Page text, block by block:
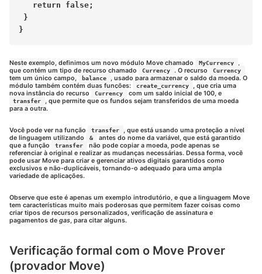
   return false;
}
Neste exemplo, definimos um novo módulo Move chamado MyCurrency
,
que contém um tipo de recurso chamado
Currency . O recurso Currency
tem um único campo, balance
, usado para armazenar o saldo da moeda. O
módulo também contém duas funções:
create_currency
, que cria uma
nova instância do recurso
Currency com um saldo inicial de 100, e
transfer
, que permite que os fundos sejam transferidos de uma moeda
para a outra.
Você pode ver na função transfer
, que está usando uma proteção a nível
de linguagem utilizando
&
antes do nome da variável, que está garantido
que a função
transfer
não pode copiar a moeda, pode apenas se
referenciar à original e realizar as mudanças necessárias. Dessa forma, você
pode usar Move para criar e gerenciar ativos digitais garantidos como
exclusivos e não-duplicáveis, tornando-o adequado para uma ampla
variedade de aplicações.
Observe que este é apenas um exemplo introdutório, e que a linguagem Move
tem características muito mais poderosas que permitem fazer coisas como
criar tipos de recursos personalizados, verificação de assinatura e
pagamentos de gas, para citar alguns.
Verificação formal com o Move Prover
(provador Move)